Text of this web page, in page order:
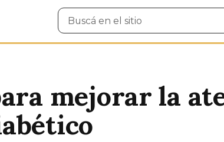
Buscar
en
mejorar la